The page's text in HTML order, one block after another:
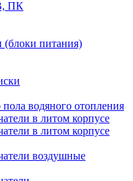
ПК
(блоки питания)
водяного отопления
в литом корпусе
в литом корпусе
воздушные